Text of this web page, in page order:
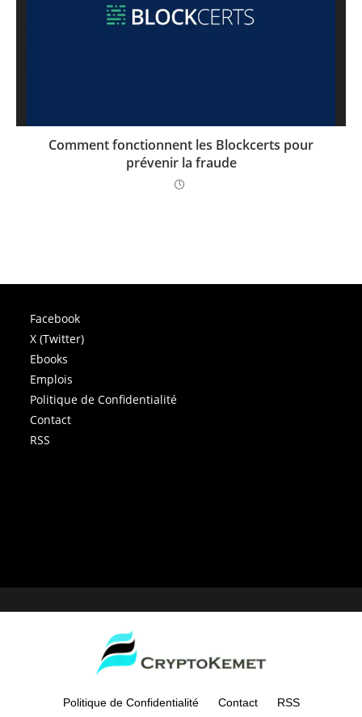
Comment fonctionnent les Blockcerts pour
prévenir la fraude
Facebook
X (Twitter)
Ebooks
Emplois
Politique de Confidentialité
Contact
RSS
Politique de Confidentialité Contact RSS